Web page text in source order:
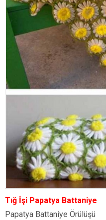
Tığ İşi Papatya Battaniye
Papatya Battaniye Örülüşü